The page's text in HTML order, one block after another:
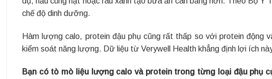
chế độ dinh dưỡng.
Hàm lượng calo, protein đậu phụ cũng rất thấp so với protein động
kiểm soát năng lượng. Dữ liệu từ Verywell Health khẳng định lợi ích
Bạn có tò mò liệu lượng calo và protein trong từng loại đậu phụ